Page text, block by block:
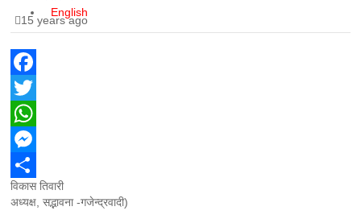
English
15 years ago
Facebook
Twitter
WhatsApp
Messenger
Share
विकास तिवारी
अध्यक्ष, सद्भावना -गजेन्द्रवादी)